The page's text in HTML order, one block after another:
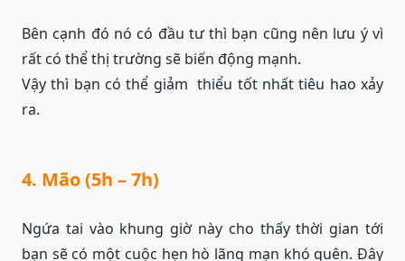
Bên cạnh đó nó có đầu tư thì bạn cũng nên lưu ý vì
rất có thể thị trường sẽ biến động mạnh.
Vậy thì bạn có thể giảm thiểu tốt nhất tiêu hao xảy
ra.
4. Mão (5h – 7h)
Ngứa tai vào khung giờ này cho thấy thời gian tới
bạn sẽ có một cuộc hẹn hò lãng mạn khó quên. Đây